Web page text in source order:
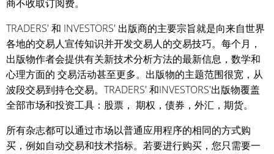
商不收取订阅费。
TRADERS' 和 INVESTORS' 出版商的主要宗旨就是向来自世界
各地的交易人宣传知识并开发交易人的交易技巧。每个月，
出版物作者会提供有关新技术分析方法的最新信息，数学和
心理方面的 交易活动甚至更多。出版物的主题范围很宽，从
波段交易到持仓交易。TRADERS' 和INVESTORS'出版物覆盖
全部市场和投资工具：股票， 期权，债券，外汇，期货。
所有杂志都可以通过市场以普通应用程序的相同的方式购
买，例如自动交易和技术指标。若要进行购买，您只需要一